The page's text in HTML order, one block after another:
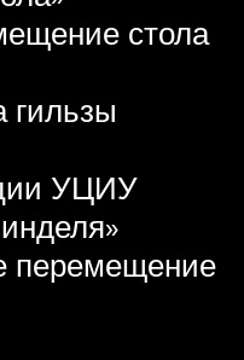
стола
гильзы
УЦИУ
перемещение